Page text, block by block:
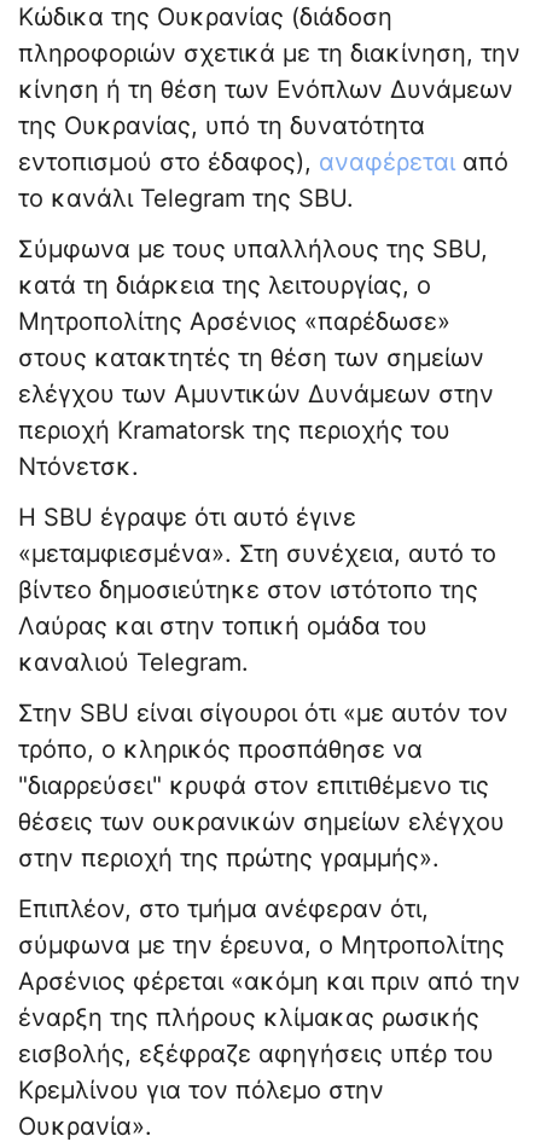
Κώδικα της Ουκρανίας (διάδοση
πληροφοριών σχετικά με τη διακίνηση, την
κίνηση ή τη θέση των Ενόπλων Δυνάμεων
της Ουκρανίας, υπό τη δυνατότητα
εντοπισμού στο έδαφος), αναφέρεται από
το κανάλι Telegram της SBU.
Σύμφωνα με τους υπαλλήλους της SBU,
κατά τη διάρκεια της λειτουργίας, ο
Μητροπολίτης Αρσένιος «παρέδωσε»
στους κατακτητές τη θέση των σημείων
ελέγχου των Αμυντικών Δυνάμεων στην
περιοχή Kramatorsk της περιοχής του
Ντόνετσκ.
Η SBU έγραψε ότι αυτό έγινε
«μεταμφιεσμένα». Στη συνέχεια, αυτό το
βίντεο δημοσιεύτηκε στον ιστότοπο της
Λαύρας και στην τοπική ομάδα του
καναλιού Telegram.
Στην SBU είναι σίγουροι ότι «με αυτόν τον
τρόπο, ο κληρικός προσπάθησε να
"διαρρεύσει" κρυφά στον επιτιθέμενο τις
θέσεις των ουκρανικών σημείων ελέγχου
στην περιοχή της πρώτης γραμμής».
Επιπλέον, στο τμήμα ανέφεραν ότι,
σύμφωνα με την έρευνα, ο Μητροπολίτης
Αρσένιος φέρεται «ακόμη και πριν από την
έναρξη της πλήρους κλίμακας ρωσικής
εισβολής, εξέφραζε αφηγήσεις υπέρ του
Κρεμλίνου για τον πόλεμο στην
Ουκρανία».